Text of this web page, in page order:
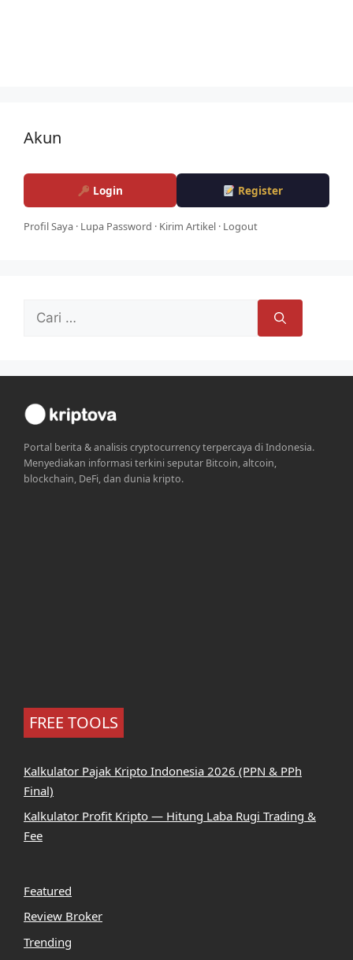
Akun
Login Register
Profil Saya · Lupa Password · Kirim Artikel · Logout
Cari
Portal berita & analisis cryptocurrency terpercaya di Indonesia.
Menyediakan informasi terkini seputar Bitcoin, altcoin,
blockchain, DeFi, dan dunia kripto.
FREE TOOLS
Kalkulator Pajak Kripto Indonesia 2026 (PPN & PPh
Final)
Kalkulator Profit Kripto — Hitung Laba Rugi Trading &
Fee
Featured
Review Broker
Trending